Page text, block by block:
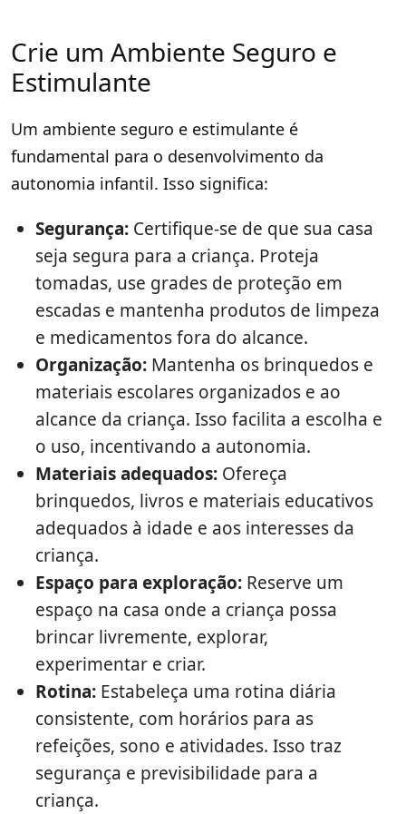
Crie um Ambiente Seguro e
Estimulante
Um ambiente seguro e estimulante é
fundamental para o desenvolvimento da
autonomia infantil. Isso significa:
Segurança: Certifique-se de que sua casa
seja segura para a criança. Proteja
tomadas, use grades de proteção em
escadas e mantenha produtos de limpeza
e medicamentos fora do alcance.
Organização: Mantenha os brinquedos e
materiais escolares organizados e ao
alcance da criança. Isso facilita a escolha e
o uso, incentivando a autonomia.
Materiais adequados: Ofereça
brinquedos, livros e materiais educativos
adequados à idade e aos interesses da
criança.
Espaço para exploração: Reserve um
espaço na casa onde a criança possa
brincar livremente, explorar,
experimentar e criar.
Rotina: Estabeleça uma rotina diária
consistente, com horários para as
refeições, sono e atividades. Isso traz
segurança e previsibilidade para a
criança.